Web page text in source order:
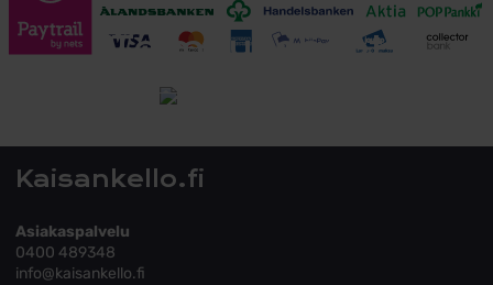
Toimitusehdot
Kaisankello.fi
Asiakaspalvelu
0400 489348
info@kaisankello.fi